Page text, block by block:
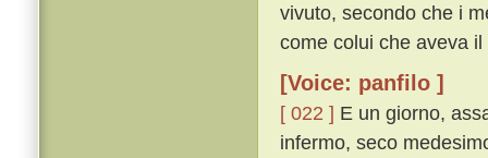
vivuto, secondo che i
come colui che aveva
[Voice: panfilo ]
[ 022 ] E un giorno,
infermo, seco